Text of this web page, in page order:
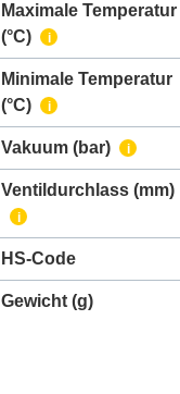
Maximale Temperatur
(°C)
i
Minimale Temperatur
(°C)
i
Vakuum (bar) i
Ventildurchlass (mm)
i
HS-Code
Gewicht (g)